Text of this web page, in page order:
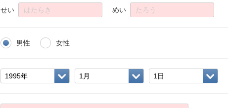
せい めい
男性 女性